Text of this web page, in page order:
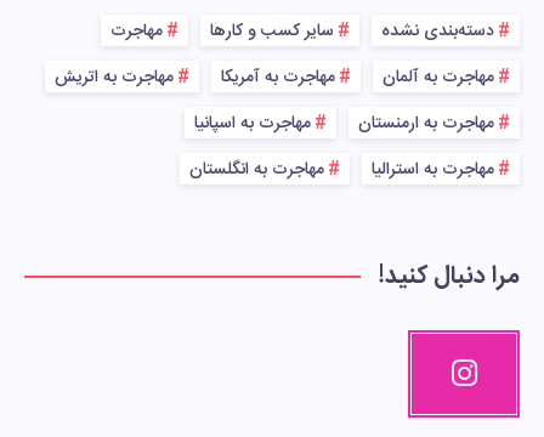
دسته‌بندی نشده سایر کسب و کارها
مهاجرت
مهاجرت به آلمان
مهاجرت به آمریکا
مهاجرت به اتریش
مهاجرت به ارمنستان
مهاجرت به اسپانیا
مهاجرت به استرالیا
مهاجرت به انگلستان
مرا دنبال کنید!